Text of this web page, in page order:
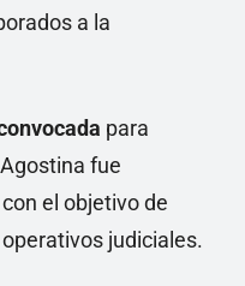
a la
para
fue
el objetivo de
judiciales.